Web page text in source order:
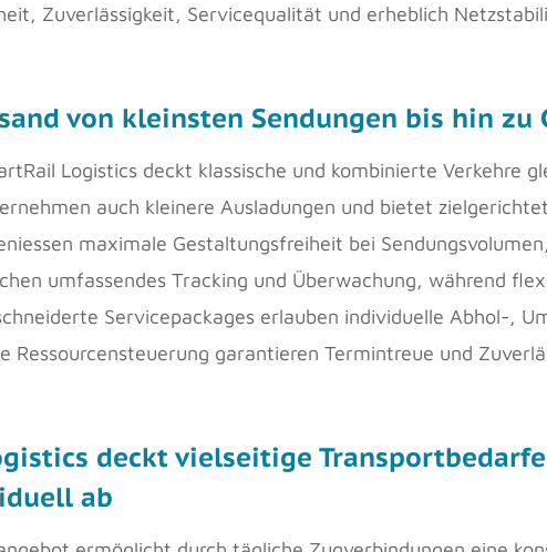
Zuverlässigkeit, Servicequalität und erheblich
von kleinsten Sendungen bis hin zu
Logistics deckt klassische und kombinierte Verkehre
auch kleinere Ausladungen und bietet
maximale Gestaltungsfreiheit bei
umfassendes Tracking und Überwachung, während
Servicepackages erlauben individuelle Abhol-,
Ressourcensteuerung garantieren Termintreue und
deckt vielseitige
ab